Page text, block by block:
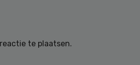
te plaatsen.